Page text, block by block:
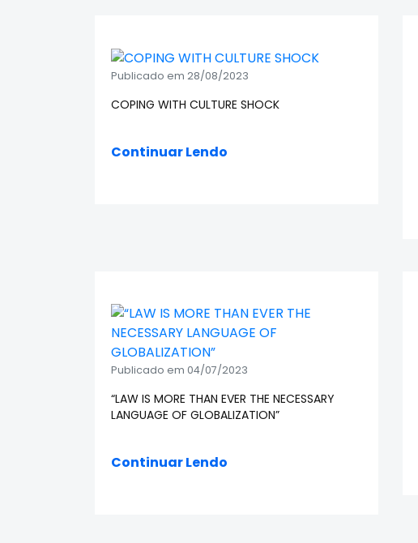
Publicado em 28/08/2023
COPING WITH CULTURE SHOCK
Continuar Lendo
Publicado em 04/07/2023
“LAW IS MORE THAN EVER THE NECESSARY
LANGUAGE OF GLOBALIZATION”
Continuar Lendo